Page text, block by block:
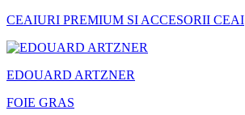
CEAIURI PREMIUM SI ACCESORII CEAI
EDOUARD ARTZNER
FOIE GRAS